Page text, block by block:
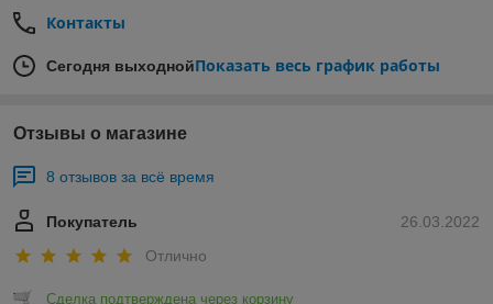
Контакты
Сегодня выходнойПоказать весь график работы
Отзывы о магазине
8 отзывов за всё время
26.03.2022
Покупатель
Отлично
Сделка подтверждена через корзину